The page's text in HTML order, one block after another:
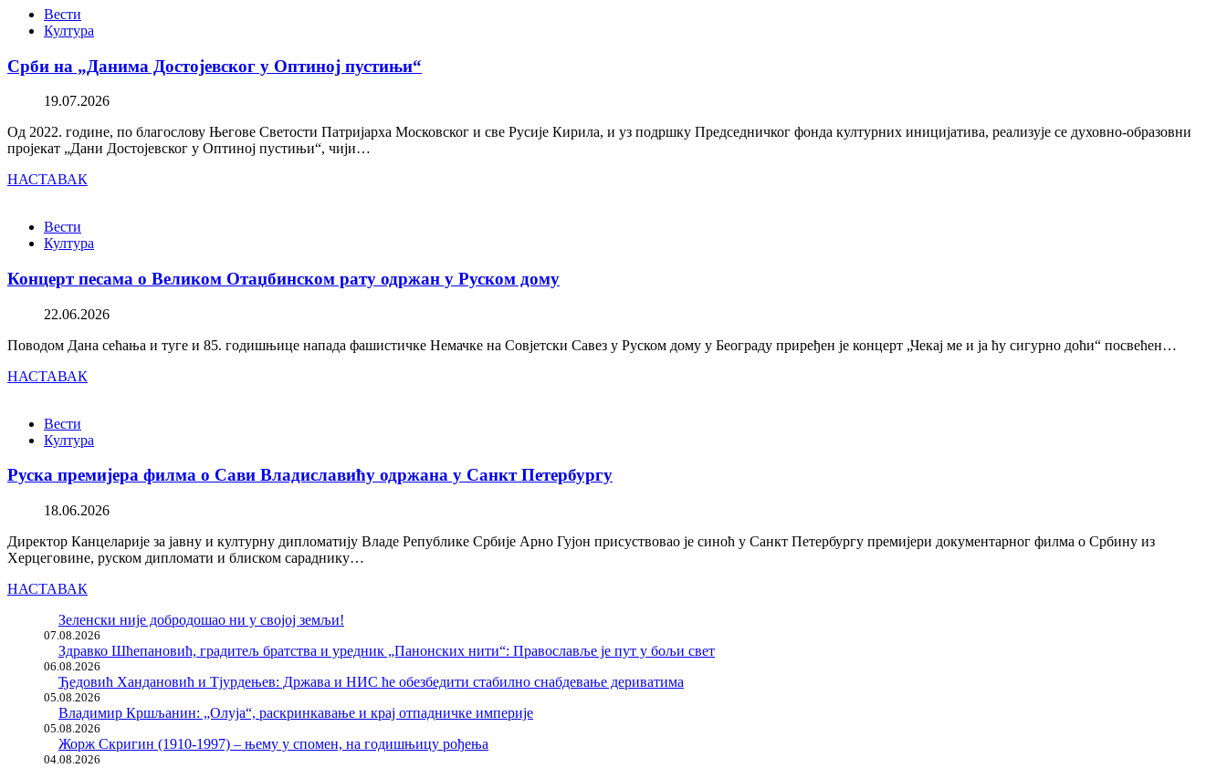
Вести
Култура
Срби на „Данима Достојевског у Оптиној пустињи“
19.07.2026
Од 2022. године, по благослову Његове Светости Патријарха Московског и све Русије Кирила, и уз подршку Председничког фонда културних иницијатива, реализује се духовно-образовни
пројекат „Дани Достојевског у Оптиној пустињи“, чији…
НАСТАВАК
Вести
Култура
Концерт песама о Великом Отаџбинском рату одржан у Руском дому
22.06.2026
Поводом Дана сећања и туге и 85. годишњице напада фашистичке Немачке на Совјетски Савез у Руском дому у Београду приређен је концерт „Чекај ме и ја ћу сигурно доћи“ посвећен…
НАСТАВАК
Вести
Култура
Руска премијера филма о Сави Владиславићу одржана у Санкт Петербургу
18.06.2026
Директор Канцеларије за јавну и културну дипломатију Владе Републике Србије Арно Гујон присуствовао је синоћ у Санкт Петербургу премијери документарног филма о Србину из
Херцеговине, руском дипломати и блиском сараднику…
НАСТАВАК
Зеленски није добродошао ни у својој земљи!
07.08.2026
Здравко Шћепановић, градитељ братства и уредник „Панонских нити“: Православље је пут у бољи свет
06.08.2026
Ђедовић Хандановић и Тјурдењев: Држава и НИС ће обезбедити стабилно снабдевање дериватима
05.08.2026
Владимир Кршљанин: „Олуја“, раскринкавање и крај отпадничке империје
05.08.2026
Жорж Скригин (1910-1997) – њему у спомен, на годишњицу рођења
04.08.2026